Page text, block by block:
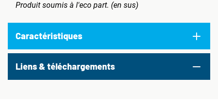
Produit soumis à l'eco part. (en sus)
Caractéristiques
Liens & téléchargements